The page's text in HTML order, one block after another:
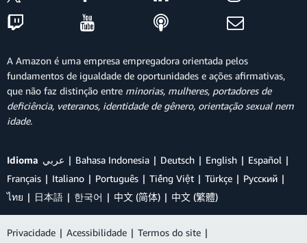
A Amazon é uma empresa empregadora orientada pelos
fundamentos de igualdade de oportunidades e ações afirmativas,
que não faz distinção entre minorias, mulheres, portadores de
deficiência, veteranos, identidade de gênero, orientação sexual nem
idade.
Idioma عربي Bahasa Indonesia Deutsch English
Español
Français
Italiano Português Tiếng Việt Türkçe
Ρусский
ไทย
日本語 한국어 中文 (简体) 中文 (繁體)
Privacidade | Acessibilidade | Termos do site |